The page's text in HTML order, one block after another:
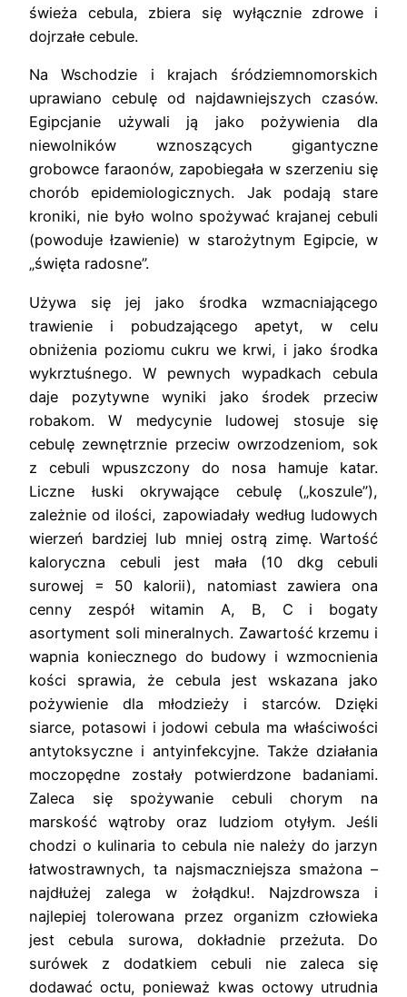
świeża cebula, zbiera się wyłącznie zdrowe i
dojrzałe cebule.
Na Wschodzie i krajach śródziemnomorskich
uprawiano cebulę od najdawniejszych czasów.
Egipcjanie używali ją jako pożywienia dla
niewolników wznoszących gigantyczne
grobowce faraonów, zapobiegała w szerzeniu się
chorób epidemiologicznych. Jak podają stare
kroniki, nie było wolno spożywać krajanej cebuli
(powoduje łzawienie) w starożytnym Egipcie, w
„święta radosne”.
Używa się jej jako środka wzmacniającego
trawienie i pobudzającego apetyt, w celu
obniżenia poziomu cukru we krwi, i jako środka
wykrztuśnego. W pewnych wypadkach cebula
daje pozytywne wyniki jako środek przeciw
robakom. W medycynie ludowej stosuje się
cebulę zewnętrznie przeciw owrzodzeniom, sok
z cebuli wpuszczony do nosa hamuje katar.
Liczne łuski okrywające cebulę („koszule”),
zależnie od ilości, zapowiadały według ludowych
wierzeń bardziej lub mniej ostrą zimę. Wartość
kaloryczna cebuli jest mała (10 dkg cebuli
surowej = 50 kalorii), natomiast zawiera ona
cenny zespół witamin A, B, C i bogaty
asortyment soli mineralnych. Zawartość krzemu i
wapnia koniecznego do budowy i wzmocnienia
kości sprawia, że cebula jest wskazana jako
pożywienie dla młodzieży i starców. Dzięki
siarce, potasowi i jodowi cebula ma właściwości
antytoksyczne i antyinfekcyjne. Także działania
moczopędne zostały potwierdzone badaniami.
Zaleca się spożywanie cebuli chorym na
marskość wątroby oraz ludziom otyłym. Jeśli
chodzi o kulinaria to cebula nie należy do jarzyn
łatwostrawnych, ta najsmaczniejsza smażona –
najdłużej zalega w żołądku!. Najzdrowsza i
najlepiej tolerowana przez organizm człowieka
jest cebula surowa, dokładnie przeżuta. Do
surówek z dodatkiem cebuli nie zaleca się
dodawać octu, ponieważ kwas octowy utrudnia